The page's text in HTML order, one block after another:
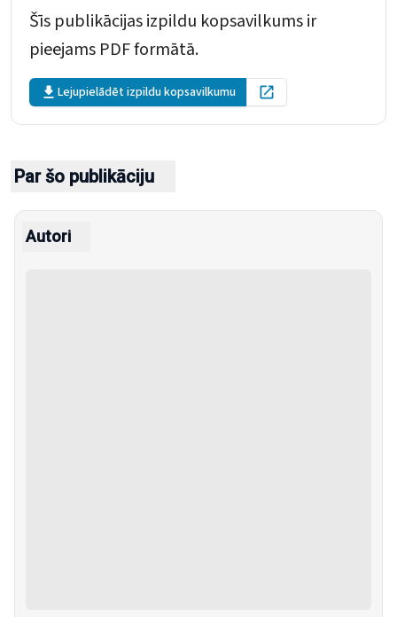
Šīs publikācijas izpildu kopsavilkums ir
pieejams PDF formātā.
Lejupielādēt izpildu kopsavilkumu Open in new tab
Par šo publikāciju
Autori